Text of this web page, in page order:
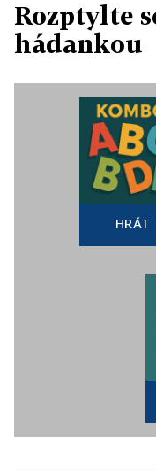
Rozptylte
hádankou
HRÁT